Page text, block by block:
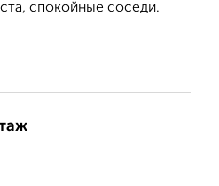
спокойные соседи.